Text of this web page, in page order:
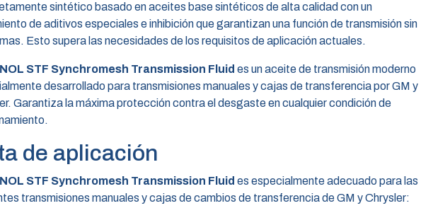
sintético basado en aceites base sintéticos de alta calidad con un
de aditivos especiales e inhibición que garantizan una función de transmisión sin
Esto supera las necesidades de los requisitos de aplicación actuales.
STF Synchromesh Transmission Fluid es un aceite de transmisión moderno
desarrollado para transmisiones manuales y cajas de transferencia por GM y
Garantiza la máxima protección contra el desgaste en cualquier condición de
de aplicación
STF Synchromesh Transmission Fluid es especialmente adecuado para las
transmisiones manuales y cajas de cambios de transferencia de GM y Chrysler: